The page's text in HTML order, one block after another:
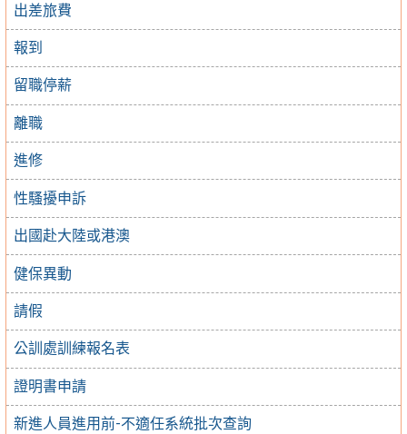
出差旅費
報到
留職停薪
離職
進修
性騷擾申訴
出國赴大陸或港澳
健保異動
請假
公訓處訓練報名表
證明書申請
新進人員進用前-不適任系統批次查詢